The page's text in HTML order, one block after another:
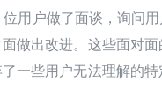
用户做了面谈，询问
做出改进。这些面对
一些用户无法理解的